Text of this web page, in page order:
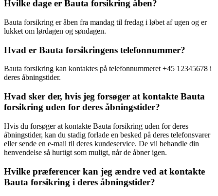
Hvilke dage er Bauta forsikring åben?
Bauta forsikring er åben fra mandag til fredag i løbet af ugen og er
lukket om lørdagen og søndagen.
Hvad er Bauta forsikringens telefonnummer?
Bauta forsikring kan kontaktes på telefonnummeret +45 12345678 i
deres åbningstider.
Hvad sker der, hvis jeg forsøger at kontakte Bauta
forsikring uden for deres åbningstider?
Hvis du forsøger at kontakte Bauta forsikring uden for deres
åbningstider, kan du stadig forlade en besked på deres telefonsvarer
eller sende en e-mail til deres kundeservice. De vil behandle din
henvendelse så hurtigt som muligt, når de åbner igen.
Hvilke præferencer kan jeg ændre ved at kontakte
Bauta forsikring i deres åbningstider?